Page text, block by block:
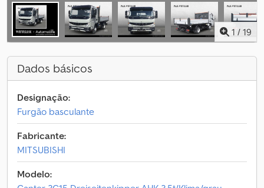
1 / 19
Dados básicos
Designação:
Furgão basculante
Fabricante:
MITSUBISHI
Modelo: